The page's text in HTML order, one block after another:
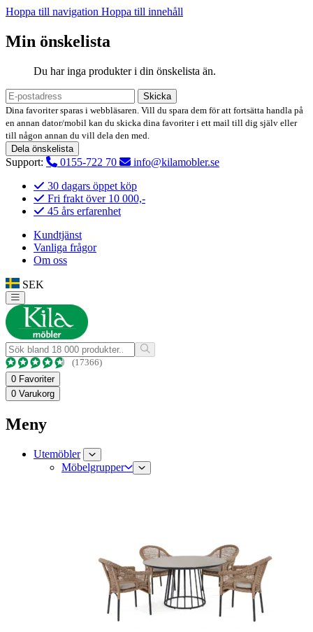
Hoppa till navigation Hoppa till innehåll
Min önskelista
Du har inga produkter i din önskelista än.
Skicka
Dina favoriter sparas i webbläsaren. Vill du spara dem för att fortsätta handla på
en annan dator/mobil kan du skicka dina favoriter i ett mail till dig själv eller
till någon annan du vill dela den med.
Dela önskelista
Support: 0155-722 70
info@kilamobler.se
30 dagars öppet köp
Fri frakt över 10 000,-
45 års erfarenhet
Kundtjänst
Vanliga frågor
Om oss
SEK
(17366)
0 Favoriter
0 Varukorg
Meny
Utemöbler
Möbelgrupper